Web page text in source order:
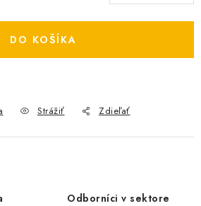
DO KOŠÍKA
Strážiť Zdieľať
Odborníci v sektore